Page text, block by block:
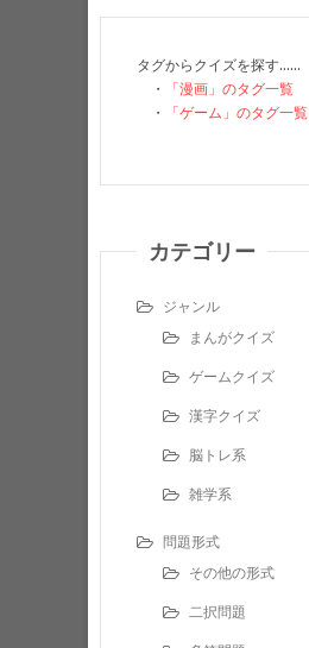
タグからクイズを探す……
・
「漫画」のタグ一覧
・
「ゲーム」のタグ一覧
カテゴリー
ジャンル
まんがクイズ
ゲームクイズ
漢字クイズ
脳トレ系
雑学系
問題形式
その他の形式
二択問題